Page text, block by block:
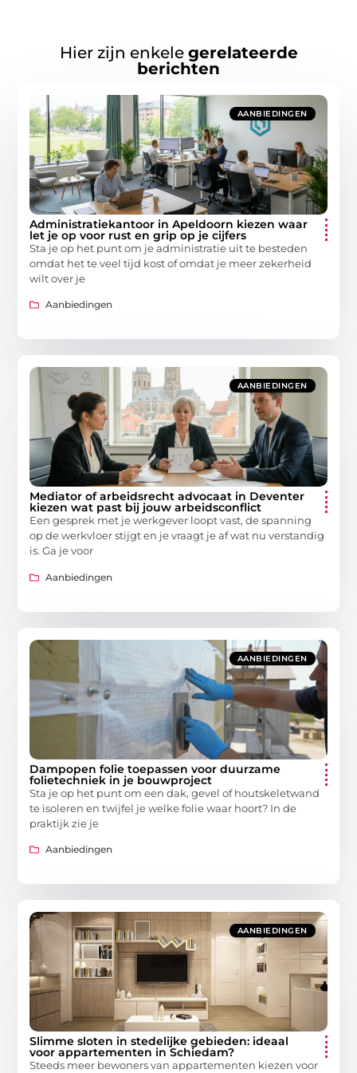
Hier zijn enkele gerelateerde
berichten
AANBIEDINGEN
Administratiekantoor in Apeldoorn kiezen waar
let je op voor rust en grip op je cijfers
Sta je op het punt om je administratie uit te besteden
omdat het te veel tijd kost of omdat je meer zekerheid
wilt over je
Aanbiedingen
AANBIEDINGEN
Mediator of arbeidsrecht advocaat in Deventer
kiezen wat past bij jouw arbeidsconflict
Een gesprek met je werkgever loopt vast, de spanning
op de werkvloer stijgt en je vraagt je af wat nu verstandig
is. Ga je voor
Aanbiedingen
AANBIEDINGEN
Dampopen folie toepassen voor duurzame
folietechniek in je bouwproject
Sta je op het punt om een dak, gevel of houtskeletwand
te isoleren en twijfel je welke folie waar hoort? In de
praktijk zie je
Aanbiedingen
AANBIEDINGEN
Slimme sloten in stedelijke gebieden: ideaal
voor appartementen in Schiedam?
Steeds meer bewoners van appartementen kiezen voor